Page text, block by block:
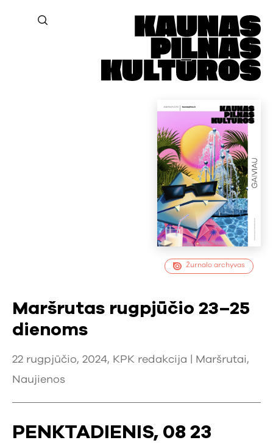
Žurnalo archyvas
Maršrutas rugpjūčio 23–25
dienoms
22 rugpjūčio, 2024, KPK redakcija | Maršrutai,
Naujienos
PENKTADIENIS, 08 23